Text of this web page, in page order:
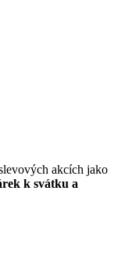
akcích jako
k svátku a